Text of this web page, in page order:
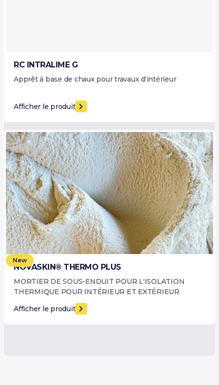
RC INTRALIME G
Apprêt à base de chaux pour travaux d'intérieur
Afficher le produit
New
NOVASKIN® THERMO PLUS
MORTIER DE SOUS-ENDUIT POUR L'ISOLATION
THERMIQUE POUR INTÉRIEUR ET EXTÉRIEUR
Afficher le produit